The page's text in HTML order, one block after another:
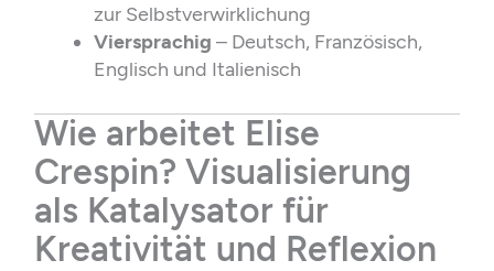
zur Selbstverwirklichung
Viersprachig – Deutsch, Französisch,
Englisch und Italienisch
Wie arbeitet Elise
Crespin? Visualisierung
als Katalysator für
Kreativität und Reflexion